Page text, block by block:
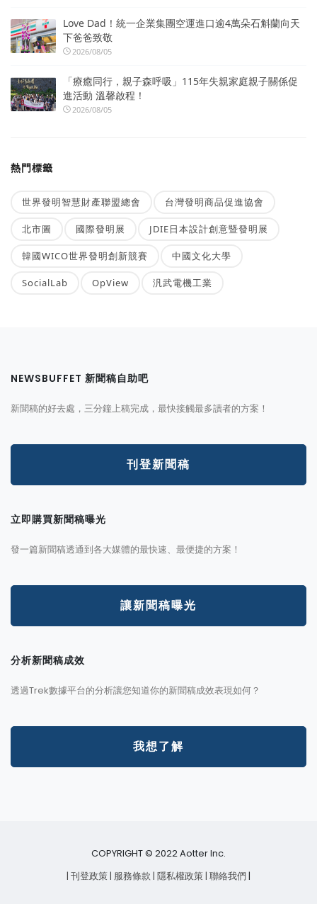
Love Dad！統一企業集團空運進口逾4萬朵石斛蘭向天
下爸爸致敬
2026/08/05
「療癒同行，親子森呼吸」115年失親家庭親子關係促
進活動 溫馨啟程！
2026/08/05
熱門標籤
世界發明智慧財產聯盟總會 台灣發明商品促進協會
北市圖 國際發明展 JDIE日本設計創意暨發明展
韓國WICO世界發明創新競賽 中國文化大學
SocialLab OpView 汎武電機工業
NEWSBUFFET 新聞稿自助吧
新聞稿的好去處，三分鐘上稿完成，最快接觸最多讀者的方案！
刊登新聞稿
立即購買新聞稿曝光
發一篇新聞稿透通到各大媒體的最快速、最便捷的方案！
讓新聞稿曝光
分析新聞稿成效
透過Trek數據平台的分析讓您知道你的新聞稿成效表現如何？
我想了解
COPYRIGHT © 2022 Aotter Inc.
| 刊登政策 | 服務條款 | 隱私權政策 | 聯絡我們 |